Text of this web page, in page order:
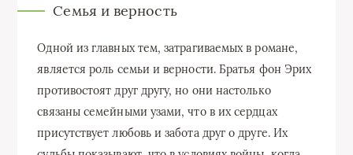
Семья и верность
Одной из главных тем, затрагиваемых в романе,
является роль семьи и верности. Братья фон Эрих
противостоят друг другу, но они настолько
связаны семейными узами, что в их сердцах
присутствует любовь и забота друг о друге. Их